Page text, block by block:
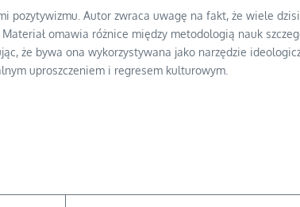
pozytywizmu. Autor zwraca uwagę na fakt, że wiele
omawia różnice między metodologią nauk
że bywa ona wykorzystywana jako narzędzie
uproszczeniem i regresem kulturowym.